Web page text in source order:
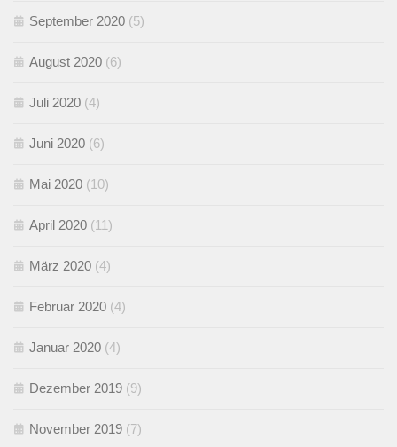
September 2020 (5)
August 2020 (6)
Juli 2020 (4)
Juni 2020 (6)
Mai 2020 (10)
April 2020 (11)
März 2020 (4)
Februar 2020 (4)
Januar 2020 (4)
Dezember 2019 (9)
November 2019 (7)